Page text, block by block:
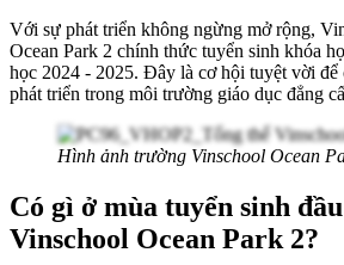
Với sự phát triển không ngừng mở rộng,
Ocean Park 2 chính thức tuyển sinh khóa
học 2024 - 2025. Đây là cơ hội tuyệt vời để
phát triển trong môi trường giáo dục đẳng
Hình ảnh trường Vinschool Ocean
Có gì ở mùa tuyển sinh
Vinschool Ocean Park 2?